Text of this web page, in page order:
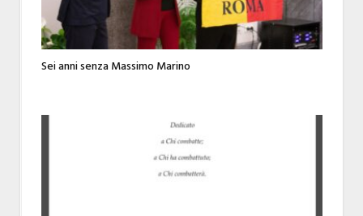
Sei anni senza Massimo Marino